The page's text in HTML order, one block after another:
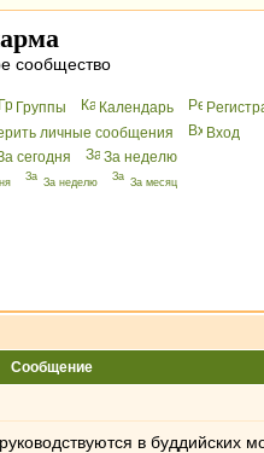
сообщество
Группы Календарь
личные сообщения
Вхoд
сегодня За неделю
За неделю За месяц
Сообщение
в буддийских